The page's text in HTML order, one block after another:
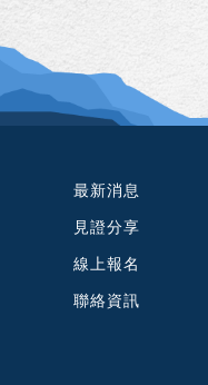
最新消息
見證分享
線上報名
聯絡資訊